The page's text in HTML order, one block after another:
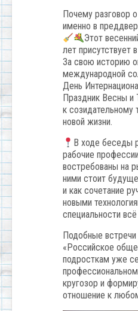
Почему разговор
именно в
Этот
лет присутствует
За свою историю
международной
День
Праздник Весны
к созидательному
новой жизни.
В ходе беседы
рабочие
востребованы на
ними стоит
и как сочетание
новыми
специальности
Подобные
«Российское
подросткам уже
кругозор и
отношение к